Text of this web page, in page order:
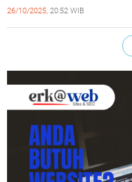
26/10/2025, 20:52 WIB